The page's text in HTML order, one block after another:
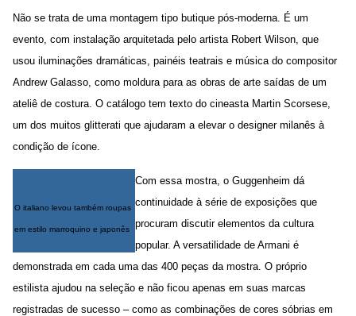
Não se trata de uma montagem tipo butique pós-moderna. É um
evento, com instalação arquitetada pelo artista Robert Wilson, que
usou iluminações dramáticas, painéis teatrais e música do compositor
Andrew Galasso, como moldura para as obras de arte saídas de um
ateliê de costura. O catálogo tem texto do cineasta Martin Scorsese,
um dos muitos glitterati que ajudaram a elevar o designer milanês à
condição de ícone.
O italiano levou também roupas
em estilo marroquino e japonês
Com essa mostra, o Guggenheim dá
continuidade à série de exposições que
procuram discutir elementos da cultura
popular. A versatilidade de Armani é
demonstrada em cada uma das 400 peças da mostra. O próprio
estilista ajudou na seleção e não ficou apenas em suas marcas
registradas de sucesso – como as combinações de cores sóbrias em